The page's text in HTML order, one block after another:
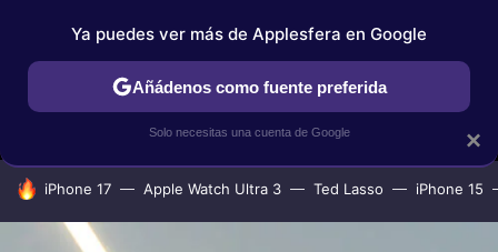
MENÚ NUEVO
TUTORIALES APPLESFERA SELECCIÓN
HOY SE HABLA DE
iPhone 17 Apple Watch Ultra 3 Ted Lasso iPhone 15
×
Ya puedes ver más de Applesfera en Google
Añádenos como fuente preferida
Solo necesitas una cuenta de Google